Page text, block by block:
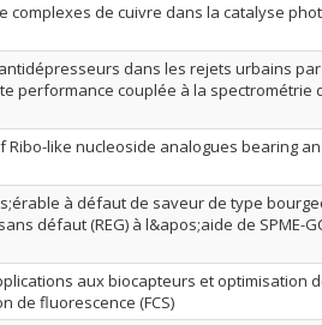
complexes de cuivre dans la catalyse
dans les rejets urbains par
performance couplée à la spectrométrie
like nucleoside analogues bearing an
à défaut de saveur de type
défaut (REG) à l&apos;aide de SPME-
aux biocapteurs et optimisation
de fluorescence (FCS)